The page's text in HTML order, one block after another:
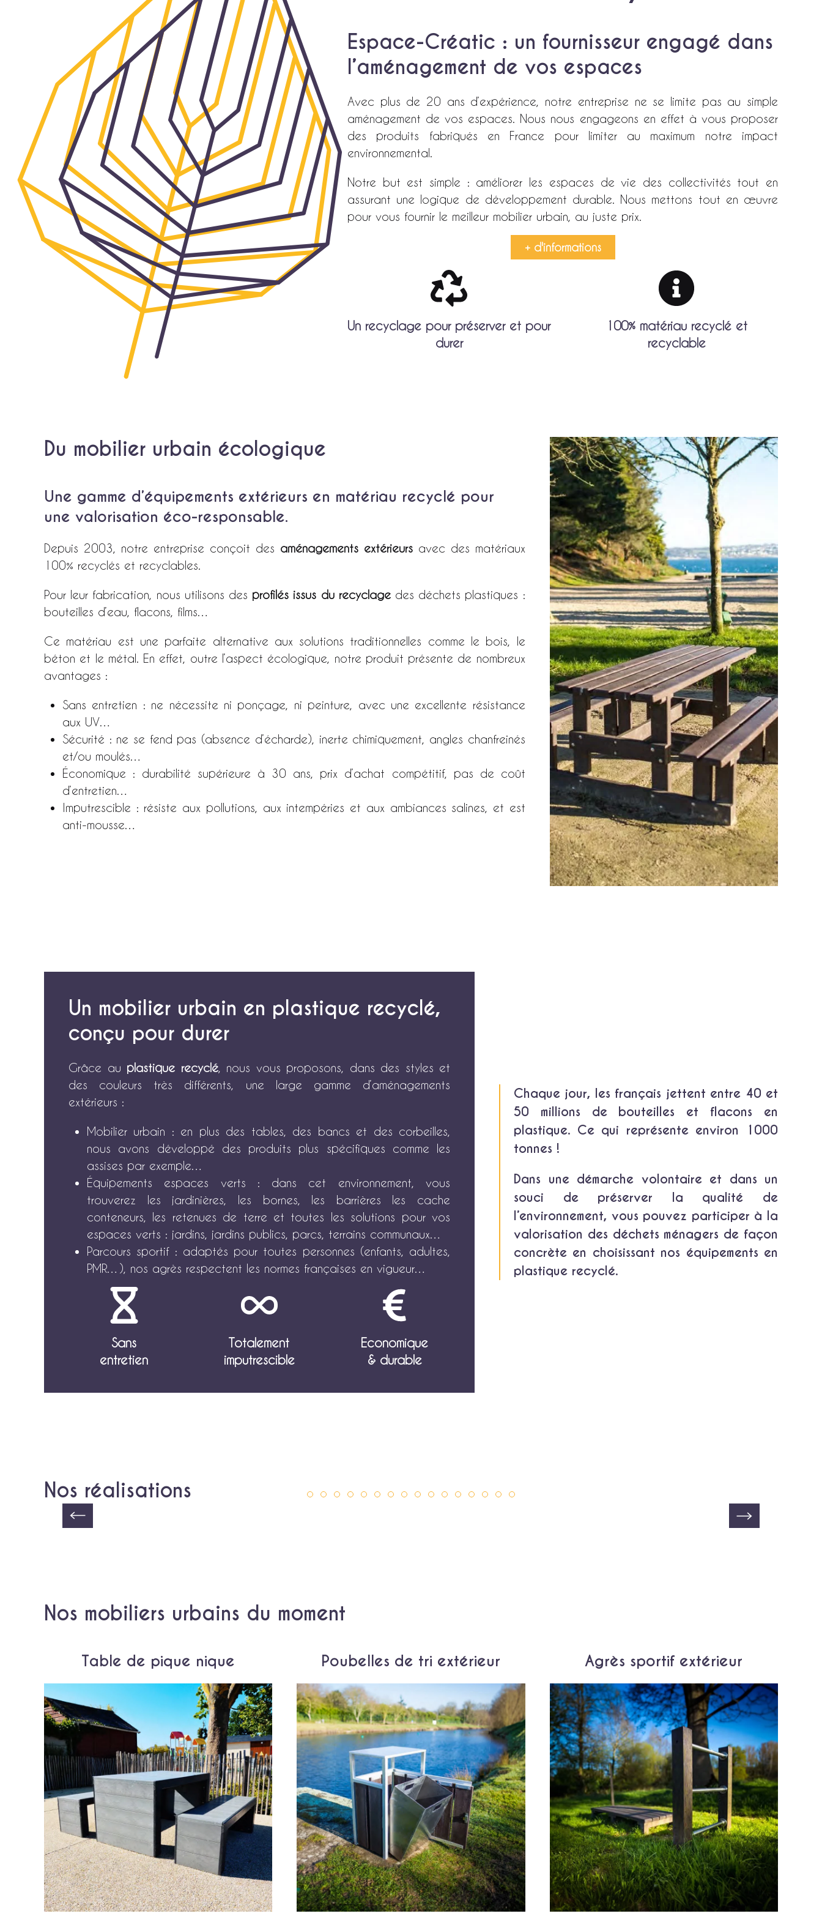
Voir les produits
Espace-Créatic : un fournisseur engagé dans
l’aménagement de vos espaces
Avec plus de 20 ans d’expérience, notre entreprise ne se limite pas au simple
aménagement de vos espaces. Nous nous engageons en effet à vous proposer
des produits fabriqués en France pour limiter au maximum notre impact
environnemental.
Notre but est simple : améliorer les espaces de vie des collectivités tout en
assurant une logique de développement durable. Nous mettons tout en œuvre
pour vous fournir le meilleur mobilier urbain, au juste prix.
+ d'informations
Un recyclage pour préserver et pour
durer
100% matériau recyclé et
recyclable
Du mobilier urbain écologique
Une gamme d’équipements extérieurs en matériau recyclé pour
une valorisation éco-responsable.
Depuis 2003, notre entreprise conçoit des aménagements extérieurs avec des matériaux
100% recyclés et recyclables.
Pour leur fabrication, nous utilisons des profilés issus du recyclagedes déchets plastiques :
bouteilles d’eau, flacons, films…
Ce matériau est une parfaite alternative aux solutions traditionnelles comme le bois, le
béton et le métal. En effet, outre l’aspect écologique, notre produit présente de nombreux
avantages :
Sans entretien : ne nécessite ni ponçage, ni peinture, avec une excellente résistance
aux UV…
Sécurité : ne se fend pas (absence d’écharde), inerte chimiquement, angles chanfreinés
et/ou moulés…
Économique : durabilité supérieure à 30 ans, prix d’achat compétitif, pas de coût
d’entretien…
Imputrescible : résiste aux pollutions, aux intempéries et aux ambiances salines, et est
anti-mousse…
Un mobilier urbain en plastique recyclé,
conçu pour durer
Grâce au plastique recyclé, nous vous proposons, dans des styles et
des couleurs très différents, une large gamme d’aménagements
extérieurs :
Mobilier urbain : en plus des tables, des bancs et des corbeilles,
nous avons développé des produits plus spécifiques comme les
assises par exemple…
Équipements espaces verts : dans cet environnement, vous
trouverez les jardinières, les bornes, les barrières les cache
conteneurs, les retenues de terre et toutes les solutions pour vos
espaces verts : jardins, jardins publics, parcs, terrains communaux…
Parcours sportif : adaptés pour toutes personnes (enfants, adultes,
PMR…), nos agrès respectent les normes françaises en vigueur…
Sans
entretien
Totalement
imputrescible
Economique
& durable
Chaque jour, les français jettent entre 40 et
50 millions de bouteilles et flacons en
plastique. Ce qui représente environ 1000
tonnes !
Dans une démarche volontaire et dans un
souci de préserver la qualité de
l’environnement, vous pouvez participer à la
valorisation des déchets ménagers de façon
concrète en choisissant nos équipements en
plastique recyclé.
Nos réalisations
Nos mobiliers urbains du moment
Table de pique nique Poubelles de tri extérieur Agrès sportif extérieur